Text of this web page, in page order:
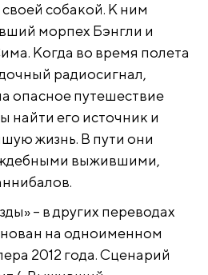
собакой. К ним
морпех Бэнгли и
Когда во время полета
радиосигнал,
опасное путешествие
найти его источник и
жизнь. В пути они
выжившими,
– в других переводах
на одноименном
2012 года. Сценарий